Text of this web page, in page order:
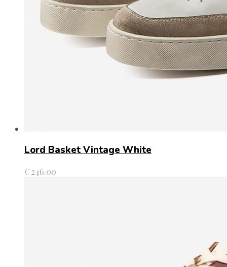
Lord Basket Vintage White
€ 246.00